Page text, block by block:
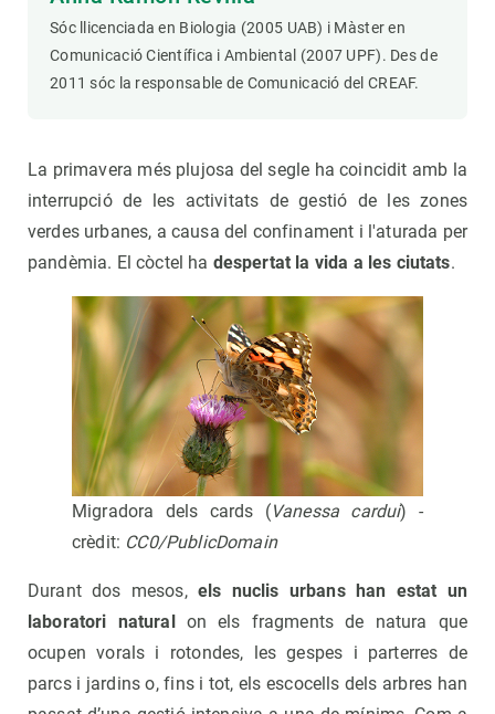
Sóc llicenciada en Biologia (2005 UAB) i Màster en
Comunicació Científica i Ambiental (2007 UPF). Des de
2011 sóc la responsable de Comunicació del CREAF.
La primavera més plujosa del segle ha coincidit amb la
interrupció de les activitats de gestió de les zones
verdes urbanes, a causa del confinament i l'aturada per
pandèmia. El còctel ha despertat la vida a les ciutats.
Migradora dels cards (Vanessa cardui) -
crèdit: CC0/PublicDomain
Durant dos mesos, els nuclis urbans han estat un
laboratori natural
on els fragments de natura que
ocupen vorals i rotondes, les gespes i parterres de
parcs i jardins o, fins i tot, els escocells dels arbres han